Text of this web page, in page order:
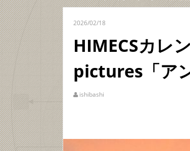
2026/02/18
HIMECSカ
pictures「ア
ishibashi